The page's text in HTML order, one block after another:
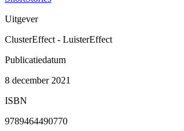
Uitgever
ClusterEffect - LuisterEffect
Publicatiedatum
8 december 2021
ISBN
9789464490770